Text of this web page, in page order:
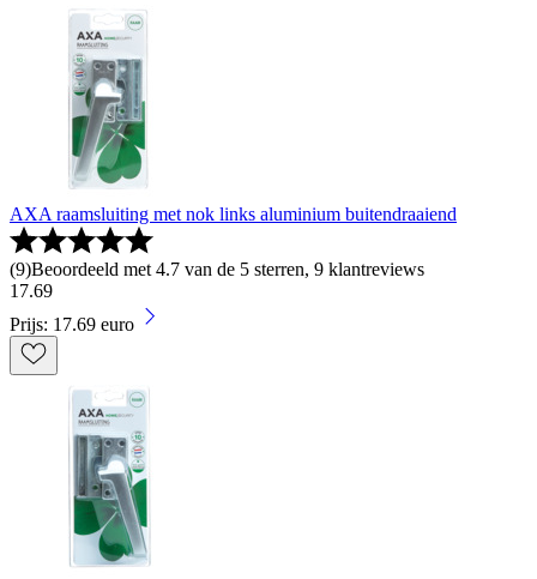
AXA raamsluiting met nok links aluminium buitendraaiend
(9)Beoordeeld met 4.7 van de 5 sterren, 9 klantreviews
17.69
Prijs: 17.69 euro